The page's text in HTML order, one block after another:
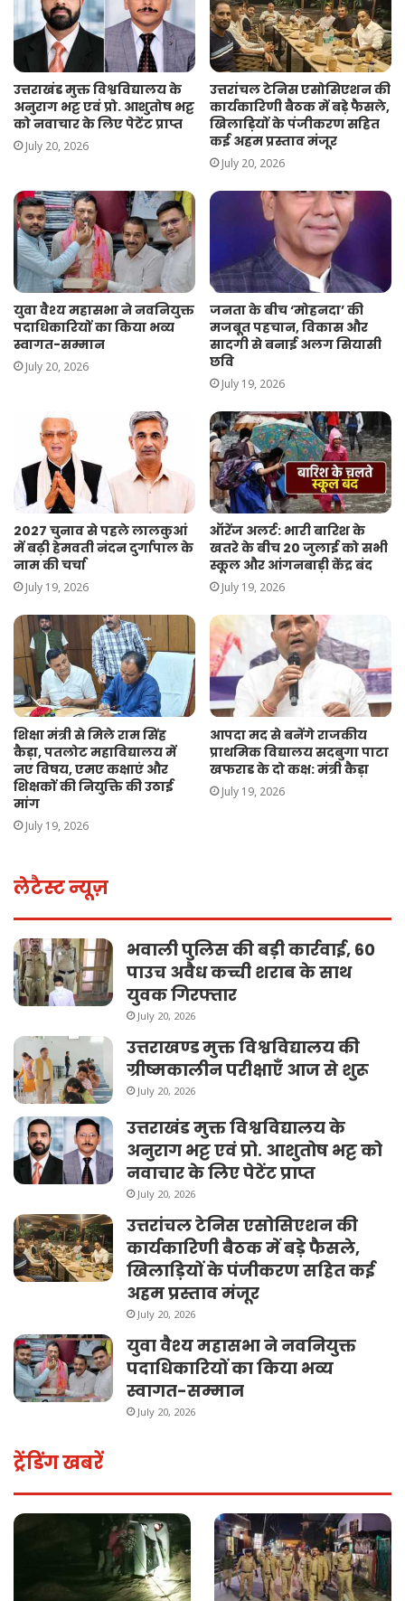
उत्तराखंड मुक्त विश्वविद्यालय के
अनुराग भट्ट एवं प्रो. आशुतोष भट्ट
को नवाचार के लिए पेटेंट प्राप्त
July 20, 2026
उत्तरांचल टेनिस एसोसिएशन की
कार्यकारिणी बैठक में बड़े फैसले,
खिलाड़ियों के पंजीकरण सहित
कई अहम प्रस्ताव मंजूर
July 20, 2026
युवा वैश्य महासभा ने नवनियुक्त
पदाधिकारियों का किया भव्य
स्वागत-सम्मान
July 20, 2026
जनता के बीच ‘मोहनदा’ की
मजबूत पहचान, विकास और
सादगी से बनाई अलग सियासी
छवि
July 19, 2026
2027 चुनाव से पहले लालकुआं
में बढ़ी हेमवती नंदन दुर्गापाल के
नाम की चर्चा
July 19, 2026
ऑरेंज अलर्ट: भारी बारिश के
खतरे के बीच 20 जुलाई को सभी
स्कूल और आंगनबाड़ी केंद्र बंद
July 19, 2026
शिक्षा मंत्री से मिले राम सिंह
कैड़ा, पतलोट महाविद्यालय में
नए विषय, एमए कक्षाएं और
शिक्षकों की नियुक्ति की उठाई
मांग
July 19, 2026
आपदा मद से बनेंगे राजकीय
प्राथमिक विद्यालय सदबुगा पाटा
खफराड के दो कक्ष: मंत्री कैड़ा
July 19, 2026
लेटैस्ट न्यूज़
भवाली पुलिस की बड़ी कार्रवाई, 60
पाउच अवैध कच्ची शराब के साथ
युवक गिरफ्तार
July 20, 2026
उत्तराखण्ड मुक्त विश्वविद्यालय की
ग्रीष्मकालीन परीक्षाएँ आज से शुरू
July 20, 2026
उत्तराखंड मुक्त विश्वविद्यालय के
अनुराग भट्ट एवं प्रो. आशुतोष भट्ट को
नवाचार के लिए पेटेंट प्राप्त
July 20, 2026
उत्तरांचल टेनिस एसोसिएशन की
कार्यकारिणी बैठक में बड़े फैसले,
खिलाड़ियों के पंजीकरण सहित कई
अहम प्रस्ताव मंजूर
July 20, 2026
युवा वैश्य महासभा ने नवनियुक्त
पदाधिकारियों का किया भव्य
स्वागत-सम्मान
July 20, 2026
ट्रेंडिंग खबरें